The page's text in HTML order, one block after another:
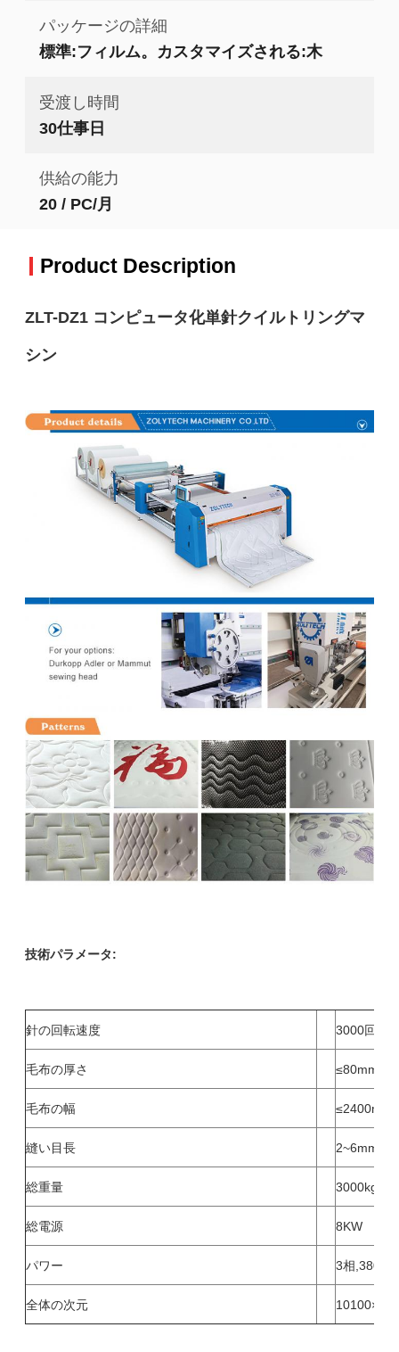
パッケージの詳細
標準:フィルム。カスタマイズされる:木
受渡し時間
30仕事日
供給の能力
20 / PC/月
Product Description
ZLT-DZ1 コンピュータ化単針クイルトリングマ
シン
技術パラメータ:
針の回転速度 3000回転/
毛布の厚さ ≤80mm
毛布の幅 ≤2400mm
縫い目長 2~6mm
総重量 3000kg
総電源 8KW
パワー 3相
全体の次元